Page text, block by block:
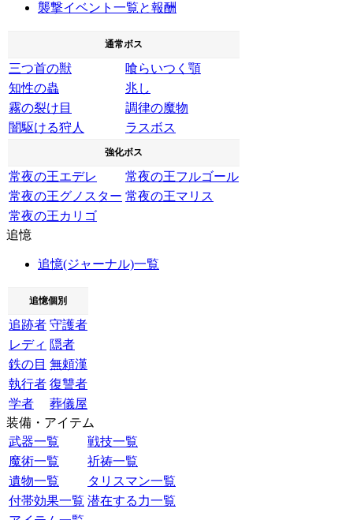
襲撃イベント一覧と報酬
通常ボス
三つ首の獣
喰らいつく顎
知性の蟲
兆し
霧の裂け目
調律の魔物
闇駆ける狩人
ラスボス
強化ボス
常夜の王エデレ
常夜の王フルゴール
常夜の王グノスター 常夜の王マリス
常夜の王カリゴ
追憶
追憶(ジャーナル)一覧
追憶個別
追跡者 守護者
レディ 隠者
鉄の目 無頼漢
執行者 復讐者
学者
葬儀屋
装備・アイテム
武器一覧
戦技一覧
魔術一覧
祈祷一覧
遺物一覧
タリスマン一覧
付帯効果一覧 潜在する力一覧